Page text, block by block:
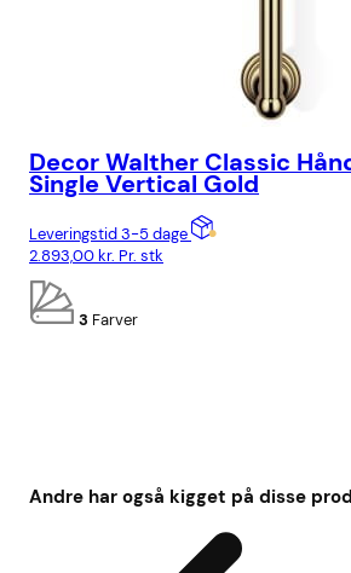
Decor Walther Classic
Single Vertical Gold
Leveringstid 3-5 dage
2.893,00kr. Pr. stk
3 Farver
Andre har også kigget på disse